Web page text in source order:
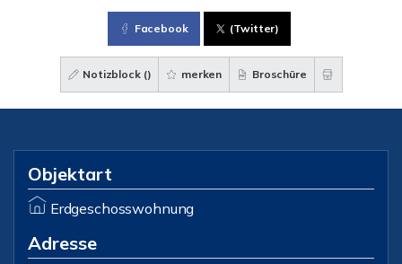
Facebook (Twitter)
Notizblock () merken Broschüre
Objektart
Erdgeschosswohnung
Adresse